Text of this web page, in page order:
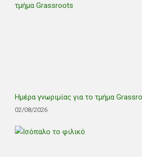
Ημέρα γνωριμίας για το τμήμα
02/08/2026